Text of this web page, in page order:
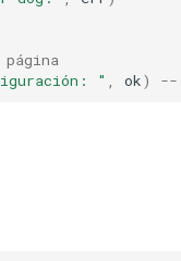
" ok) --